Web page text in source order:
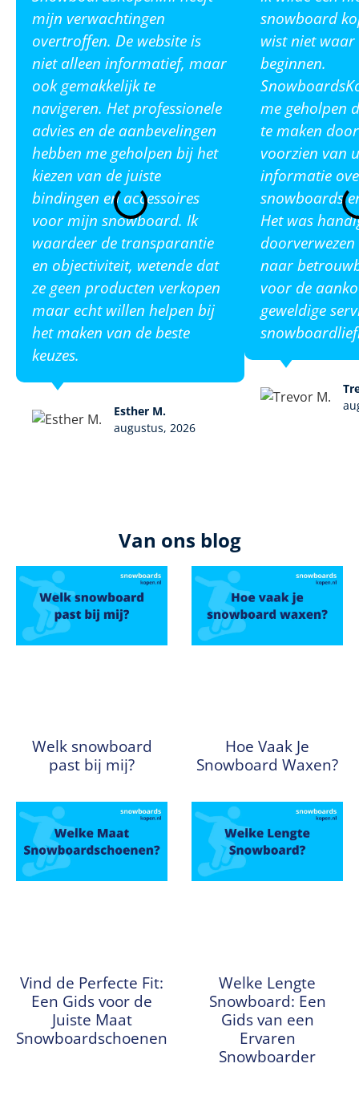
mijn verwachtingen
overtroffen. De website is
niet alleen informatief, maar
ook gemakkelijk te
navigeren. Het professionele
advies en de aanbevelingen
hebben me geholpen bij het
kiezen van de juiste
bindingen en accessoires
voor mijn snowboard. Ik
waardeer de transparantie
en objectiviteit, wetende dat
ze geen producten verkopen
maar echt willen helpen bij
het maken van de beste
keuzes.
Esther M.
augustus, 2026
snowboard
wist niet waar
beginnen.
me geholpen
te maken
voorzien van
informatie
snowboards
Het was
naar
voor de
geweldige
Van ons blog
Welk snowboard
past bij mij?
Hoe Vaak Je
Snowboard Waxen?
Vind de Perfecte Fit:
Een Gids voor de
Juiste Maat
Snowboardschoenen
Welke Lengte
Snowboard: Een
Gids van een
Ervaren
Snowboarder